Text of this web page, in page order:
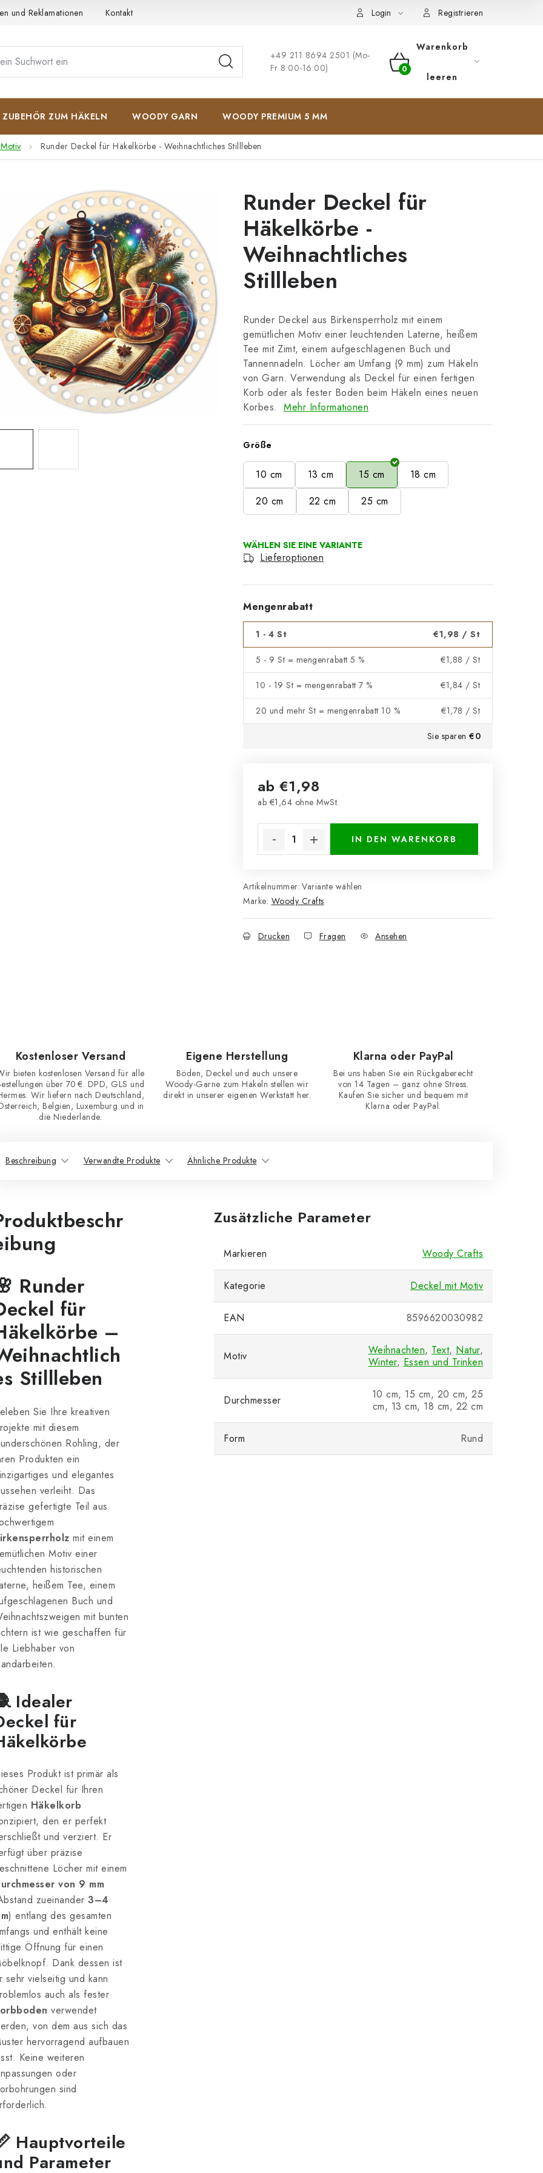
und Reklamationen Kontakt Login Registrieren
+49 211 8694 2501 (Mo-
Fr 8:00-16:00)
WARENKORB
Warenkorb
leeren
ZUBEHÖR ZUM HÄKELN WOODY GARN WOODY PREMIUM 5 MM
Runder Deckel für Häkelkörbe - Weihnachtliches Stillleben
Runder Deckel für
Häkelkörbe -
Weihnachtliches
Stillleben
Runder Deckel aus Birkensperrholz mit einem
gemütlichen Motiv einer leuchtenden Laterne, heißem
Tee mit Zimt, einem aufgeschlagenen Buch und
Tannennadeln. Löcher am Umfang (9 mm) zum Häkeln
von Garn. Verwendung als Deckel für einen fertigen
Korb oder als fester Boden beim Häkeln eines neuen
Korbes. Mehr Informationen
Größe
10 cm 13 cm 15 cm
18 cm
20 cm
22 cm 25 cm
Lieferoptionen
Mengenrabatt
1 - 4 St €1,98 / St
5 - 9 St = mengenrabatt 5 % €1,88 / St
10 - 19 St = mengenrabatt 7 % €1,84 / St
20 und mehr St = mengenrabatt 10 % €1,78 / St
Sie sparen €0
ab €1,98
ab €1,64 ohne MwSt.
IN DEN WARENKORB
Artikelnummer: Variante wählen
Marke: Woody Crafts
Drucken Fragen Ansehen
Kostenloser Versand
bieten kostenlosen Versand für alle
über 70 €. DPD, GLS und
Wir liefern nach Deutschland,
Belgien, Luxemburg und in
die Niederlande.
Eigene Herstellung
Böden, Deckel und auch unsere
Woody-Garne zum Häkeln stellen wir
direkt in unserer eigenen Werkstatt her.
Klarna oder PayPal
Bei uns haben Sie ein Rückgaberecht
von 14 Tagen – ganz ohne Stress.
Kaufen Sie sicher und bequem mit
Klarna oder PayPal.
Beschreibung Verwandte Produkte Ähnliche Produkte
Runder
für
–
Stillleben
Sie Ihre kreativen
mit diesem
Rohling, der
Produkten ein
und elegantes
verleiht. Das
gefertigte Teil aus
mit einem
Motiv einer
historischen
heißem Tee, einem
Buch und
mit bunten
ist wie geschaffen für
Liebhaber von
Idealer
für
Produkt ist primär als
Deckel für Ihren
Häkelkorb
den er perfekt
und verziert. Er
über präzise
Löcher mit einem
von 9 mm
zueinander 3–4
) entlang des gesamten
und enthält keine
Öffnung für einen
Dank dessen ist
sehr vielseitig und kann
auch als fester
verwendet
von dem aus sich das
hervorragend aufbauen
Keine weiteren
oder
sind
Hauptvorteile
Parameter
Zusätzliche Parameter
Markieren Woody Crafts
Kategorie Deckel mit Motiv
EAN 8596620030982
Motiv Weihnachten, Text, Natur,
Winter, Essen und Trinken
Durchmesser
10 cm, 15 cm, 20 cm, 25
cm, 13 cm, 18 cm, 22 cm
Form Rund